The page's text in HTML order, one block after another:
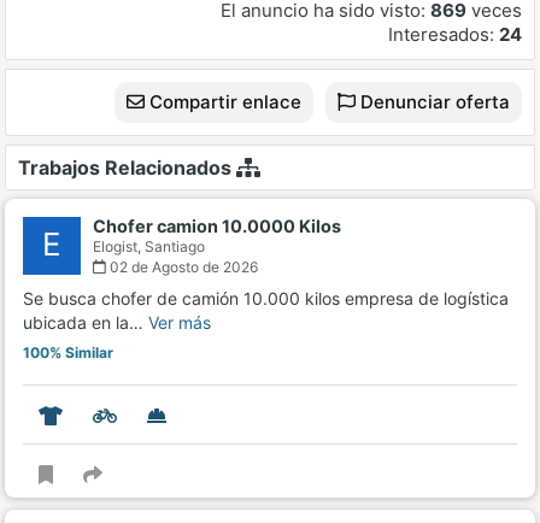
El anuncio ha sido visto: 869 veces
Interesados: 24
Compartir enlace Denunciar oferta
Trabajos Relacionados
E Chofer camion 10.0000 Kilos
Elogist, Santiago
02 de Agosto de 2026
Se busca chofer de camión 10.000 kilos empresa de logística
ubicada en la… Ver más
100% Similar